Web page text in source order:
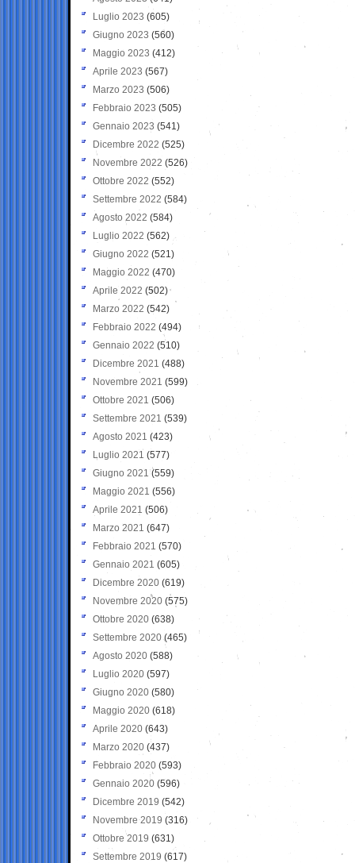
Luglio 2023 (605)
Giugno 2023 (560)
Maggio 2023 (412)
Aprile 2023 (567)
Marzo 2023 (506)
Febbraio 2023 (505)
Gennaio 2023 (541)
Dicembre 2022 (525)
Novembre 2022 (526)
Ottobre 2022 (552)
Settembre 2022 (584)
Agosto 2022 (584)
Luglio 2022 (562)
Giugno 2022 (521)
Maggio 2022 (470)
Aprile 2022 (502)
Marzo 2022 (542)
Febbraio 2022 (494)
Gennaio 2022 (510)
Dicembre 2021 (488)
Novembre 2021 (599)
Ottobre 2021 (506)
Settembre 2021 (539)
Agosto 2021 (423)
Luglio 2021 (577)
Giugno 2021(559)
Maggio 2021 (556)
Aprile 2021 (506)
Marzo 2021 (647)
Febbraio 2021 (570)
Gennaio 2021 (605)
Dicembre 2020 (619)
Novembre 2020 (575)
Ottobre 2020 (638)
Settembre 2020(465)
Agosto 2020 (588)
Luglio 2020 (597)
Giugno 2020 (580)
Maggio 2020 (618)
Aprile 2020 (643)
Marzo 2020 (437)
Febbraio 2020 (593)
Gennaio 2020 (596)
Dicembre 2019 (542)
Novembre 2019 (316)
Ottobre 2019 (631)
Settembre 2019 (617)